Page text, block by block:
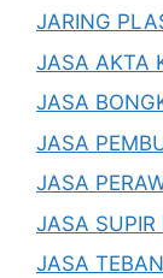
JARING
JASA AKTA
JASA
JASA
JASA
JASA SUPIR
JASA